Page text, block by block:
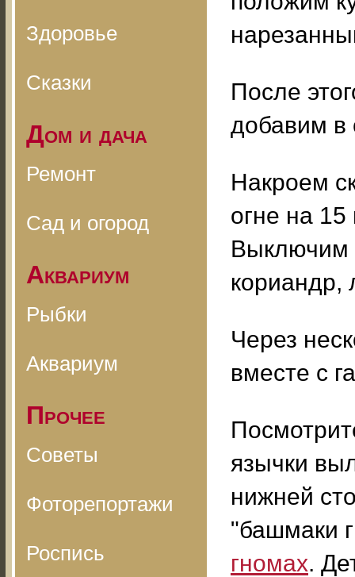
Здоровье
Сказки
Дом и дача
Ремонт
Сад и огород
Аквариум
Рыбки
Аквариум
Прочее
Советы
Фоторепортажи
Роспись
После
добавим в
Накроем
огне на
Выключим
кориандр,
Через
вместе с
язычки
нижней
"башмаки
гномах.